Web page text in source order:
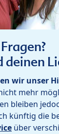
deinen
wir unser
mehr
bleiben
künftig die
über